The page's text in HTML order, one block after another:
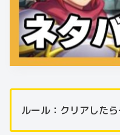
ルール：クリアした